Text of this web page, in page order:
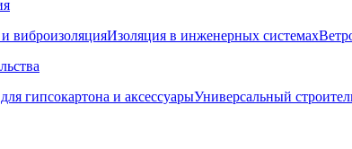
виброизоляцияИзоляция в инженерных системах
гипсокартона и аксессуарыУниверсальный